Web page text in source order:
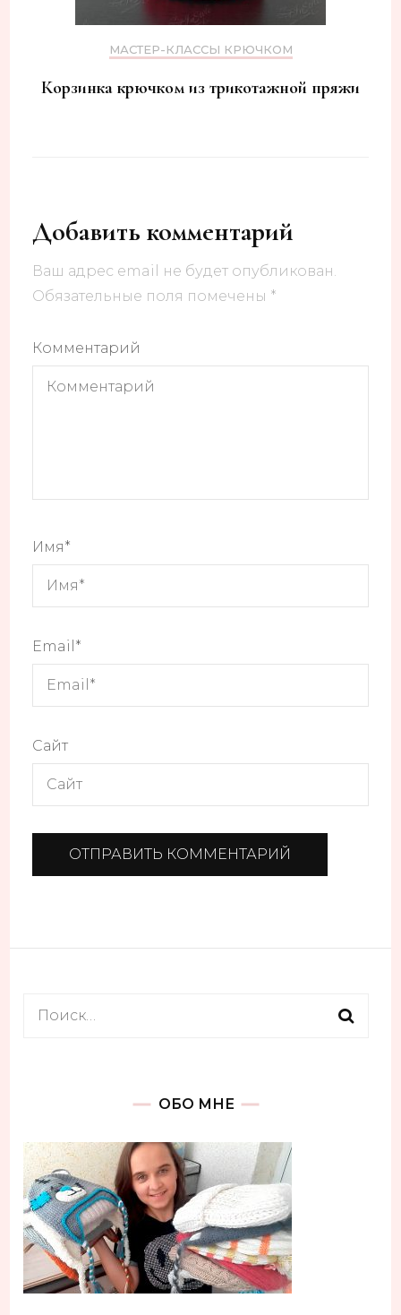
МАСТЕР-КЛАССЫ КРЮЧКОМ
Корзинка крючком из трикотажной пряжи
Добавить комментарий
Ваш адрес email не будет опубликован.
Обязательные поля помечены *
Комментарий
Имя*
Email *
Сайт
Найти:
ОБО МНЕ